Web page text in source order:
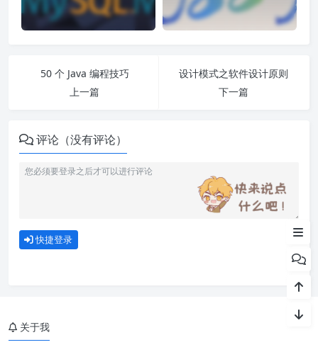
50 个 Java 编程技巧
上一篇
设计模式之软件设计原则
下一篇
评论（没有评论）
快捷登录
1. 类图概述
2 类图的作用
关于我